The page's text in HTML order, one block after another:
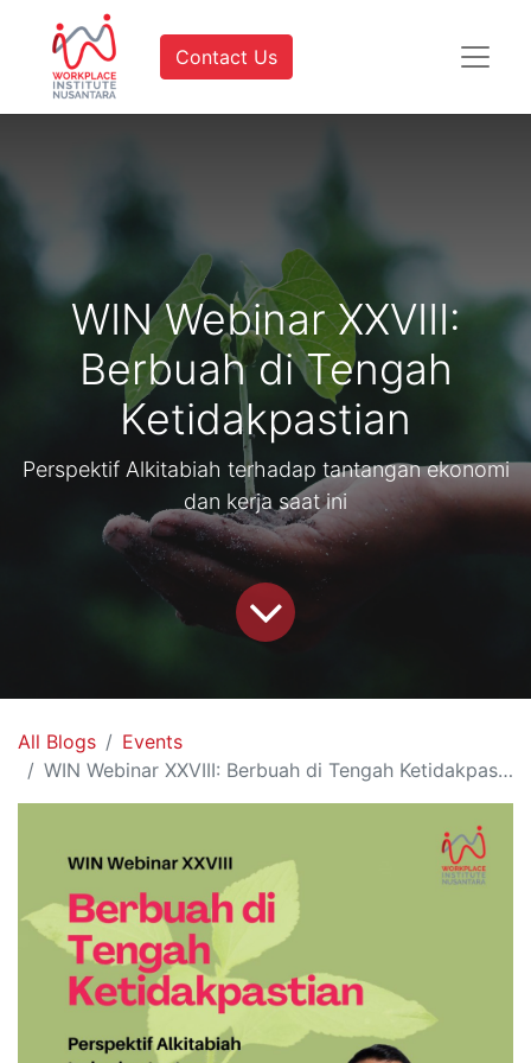
Contact Us
WIN Webinar XXVIII:
Berbuah di Tengah
Ketidakpastian
Perspektif Alkitabiah terhadap tantangan ekonomi
dan kerja saat ini
All Blogs
Events
WIN Webinar XXVIII: Berbuah di Tengah Ketidakpastian